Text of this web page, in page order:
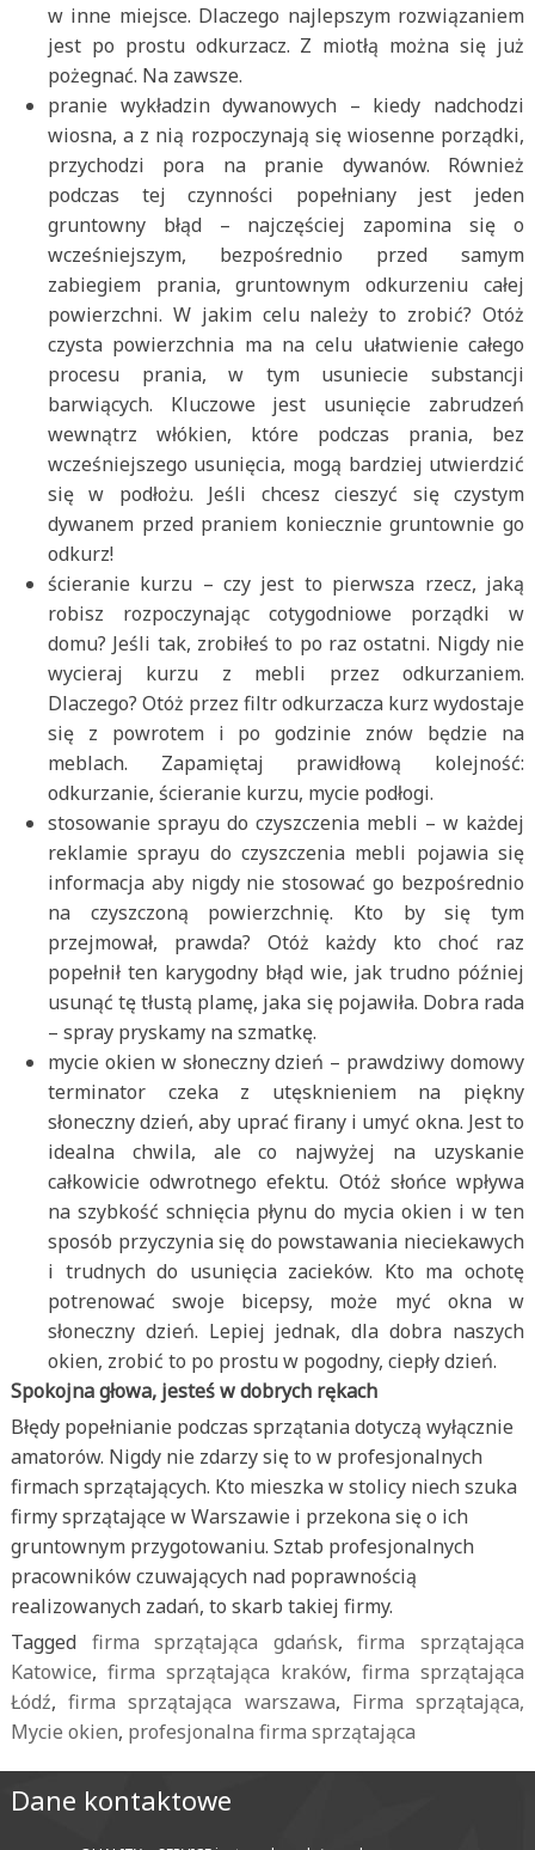
w inne miejsce. Dlaczego najlepszym rozwiązaniem
jest po prostu odkurzacz. Z miotłą można się już
pożegnać. Na zawsze.
pranie wykładzin dywanowych – kiedy nadchodzi
wiosna, a z nią rozpoczynają się wiosenne porządki,
przychodzi pora na pranie dywanów. Również
podczas tej czynności popełniany jest jeden
gruntowny błąd – najczęściej zapomina się o
wcześniejszym, bezpośrednio przed samym
zabiegiem prania, gruntownym odkurzeniu całej
powierzchni. W jakim celu należy to zrobić? Otóż
czysta powierzchnia ma na celu ułatwienie całego
procesu prania, w tym usuniecie substancji
barwiących. Kluczowe jest usunięcie zabrudzeń
wewnątrz włókien, które podczas prania, bez
wcześniejszego usunięcia, mogą bardziej utwierdzić
się w podłożu. Jeśli chcesz cieszyć się czystym
dywanem przed praniem koniecznie gruntownie go
odkurz!
ścieranie kurzu – czy jest to pierwsza rzecz, jaką
robisz rozpoczynając cotygodniowe porządki w
domu? Jeśli tak, zrobiłeś to po raz ostatni. Nigdy nie
wycieraj kurzu z mebli przez odkurzaniem.
Dlaczego? Otóż przez filtr odkurzacza kurz wydostaje
się z powrotem i po godzinie znów będzie na
meblach. Zapamiętaj prawidłową kolejność:
odkurzanie, ścieranie kurzu, mycie podłogi.
stosowanie sprayu do czyszczenia mebli – w każdej
reklamie sprayu do czyszczenia mebli pojawia się
informacja aby nigdy nie stosować go bezpośrednio
na czyszczoną powierzchnię. Kto by się tym
przejmował, prawda? Otóż każdy kto choć raz
popełnił ten karygodny błąd wie, jak trudno później
usunąć tę tłustą plamę, jaka się pojawiła. Dobra rada
– spray pryskamy na szmatkę.
mycie okien w słoneczny dzień – prawdziwy domowy
terminator czeka z utęsknieniem na piękny
słoneczny dzień, aby uprać firany i umyć okna. Jest to
idealna chwila, ale co najwyżej na uzyskanie
całkowicie odwrotnego efektu. Otóż słońce wpływa
na szybkość schnięcia płynu do mycia okien i w ten
sposób przyczynia się do powstawania nieciekawych
i trudnych do usunięcia zacieków. Kto ma ochotę
potrenować swoje bicepsy, może myć okna w
słoneczny dzień. Lepiej jednak, dla dobra naszych
okien, zrobić to po prostu w pogodny, ciepły dzień.
Spokojna głowa, jesteś w dobrych rękach
Błędy popełnianie podczas sprzątania dotyczą wyłącznie
amatorów. Nigdy nie zdarzy się to w profesjonalnych
firmach sprzątających. Kto mieszka w stolicy niech szuka
firmy sprzątające w Warszawie i przekona się o ich
gruntownym przygotowaniu. Sztab profesjonalnych
pracowników czuwających nad poprawnością
realizowanych zadań, to skarb takiej firmy.
Tagged firma sprzątająca gdańsk,firma sprzątająca
Katowice, firma sprzątająca kraków,firma sprzątająca
Łódź,firma sprzątająca warszawa, Firma sprzątająca,
Mycie okien, profesjonalna firma sprzątająca
Dane kontaktowe